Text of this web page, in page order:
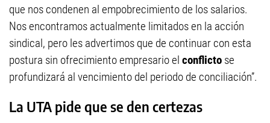
que nos condenen al empobrecimiento de los salarios.
Nos encontramos actualmente limitados en la acción
sindical, pero les advertimos que de continuar con esta
postura sin ofrecimiento empresario el conflicto se
profundizará al vencimiento del periodo de conciliación”.
La UTA pide que se den certezas